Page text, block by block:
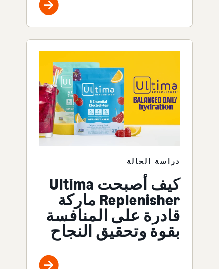
دراسة الحالة
كيف أصبحت Ultima
Replenisher ماركة
قادرة على المنافسة
بقوة وتحقيق النجاح